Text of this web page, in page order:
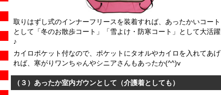
取りはずし式のインナーフリースを装着すれば、あったかいコート
として「冬のお散歩コート」「雪よけ・防寒コート」として大活躍
♪
カイロポケット付なので、ポケットにタオルやカイロを入れてあげ
れば、寒がりワンちゃんやシニアさんもあったか(^^)v
（３）あったか室内ガウンとして（介護着としても）